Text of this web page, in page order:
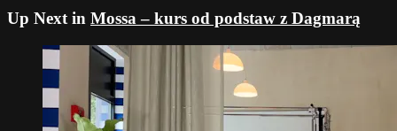
Up Next in Mossa – kurs od podstaw z Dagmarą